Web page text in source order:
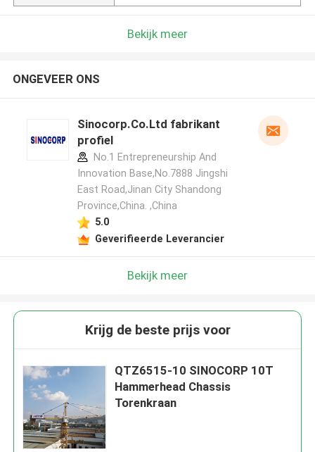
Bekijk meer
ONGEVEER ONS
Sinocorp.Co.Ltd fabrikant
profiel
No.1 Entrepreneurship And
Innovation Base,No.7888 Jingshi
East Road,Jinan City Shandong
Province,China. ,China
5.0
Geverifieerde Leverancier
Bekijk meer
Krijg de beste prijs voor
QTZ6515-10 SINOCORP 10T
Hammerhead Chassis
Torenkraan